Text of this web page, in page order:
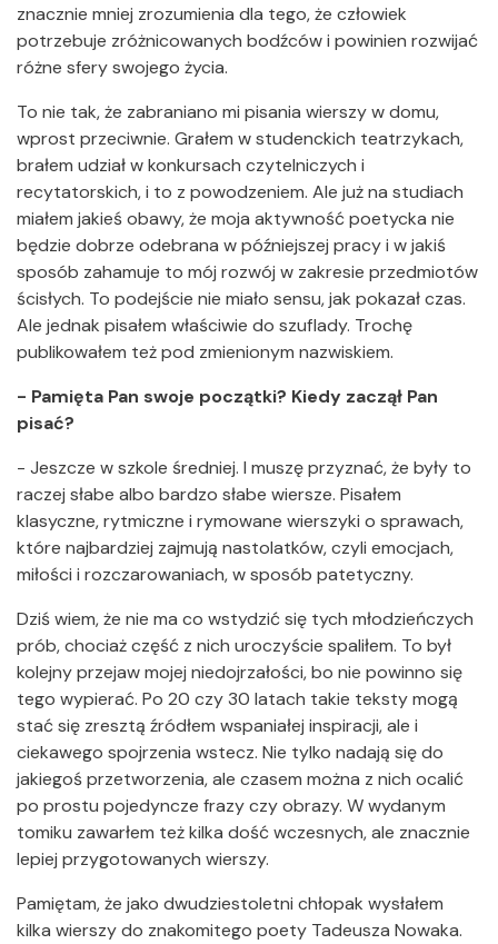
znacznie mniej zrozumienia dla tego, że człowiek
potrzebuje zróżnicowanych bodźców i powinien rozwijać
różne sfery swojego życia.
To nie tak, że zabraniano mi pisania wierszy w domu,
wprost przeciwnie. Grałem w studenckich teatrzykach,
brałem udział w konkursach czytelniczych i
recytatorskich, i to z powodzeniem. Ale już na studiach
miałem jakieś obawy, że moja aktywność poetycka nie
będzie dobrze odebrana w późniejszej pracy i w jakiś
sposób zahamuje to mój rozwój w zakresie przedmiotów
ścisłych. To podejście nie miało sensu, jak pokazał czas.
Ale jednak pisałem właściwie do szuflady. Trochę
publikowałem też pod zmienionym nazwiskiem.
- Pamięta Pan swoje początki? Kiedy zaczął Pan
pisać?
- Jeszcze w szkole średniej. I muszę przyznać, że były to
raczej słabe albo bardzo słabe wiersze. Pisałem
klasyczne, rytmiczne i rymowane wierszyki o sprawach,
które najbardziej zajmują nastolatków, czyli emocjach,
miłości i rozczarowaniach, w sposób patetyczny.
Dziś wiem, że nie ma co wstydzić się tych młodzieńczych
prób, chociaż część z nich uroczyście spaliłem. To był
kolejny przejaw mojej niedojrzałości, bo nie powinno się
tego wypierać. Po 20 czy 30 latach takie teksty mogą
stać się zresztą źródłem wspaniałej inspiracji, ale i
ciekawego spojrzenia wstecz. Nie tylko nadają się do
jakiegoś przetworzenia, ale czasem można z nich ocalić
po prostu pojedyncze frazy czy obrazy. W wydanym
tomiku zawarłem też kilka dość wczesnych, ale znacznie
lepiej przygotowanych wierszy.
Pamiętam, że jako dwudziestoletni chłopak wysłałem
kilka wierszy do znakomitego poety Tadeusza Nowaka.